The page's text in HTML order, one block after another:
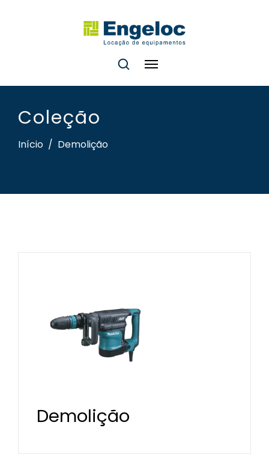
Coleção
Início / Demolição
Demolição
Demolidor 7 Kg